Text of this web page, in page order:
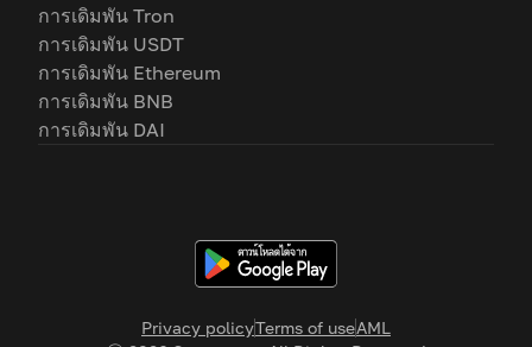
Privacy policyTerms of useAML
การเดิมพัน Tron
การเดิมพัน USDT
การเดิมพัน Ethereum
การเดิมพัน BNB
การเดิมพัน DAI